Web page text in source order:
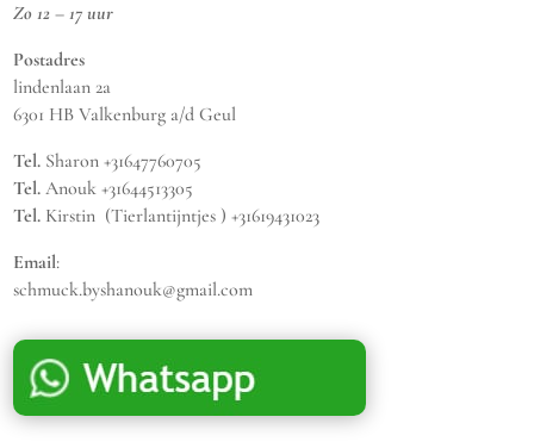
Zo 12 – 17 uur
Postadres
lindenlaan 2a
6301 HB Valkenburg a/d Geul
Tel. Sharon +31647760705
Tel. Anouk +31644513305
Tel. Kirstin (Tierlantijntjes ) +31619431023
Email:
schmuck.byshanouk@gmail.com